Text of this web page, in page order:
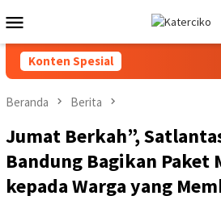
ke
kontenMobile
Konten Spesial
Beranda Berita
Jumat Berkah”,
Bandung Bagikan Paket
kepada Warga yang